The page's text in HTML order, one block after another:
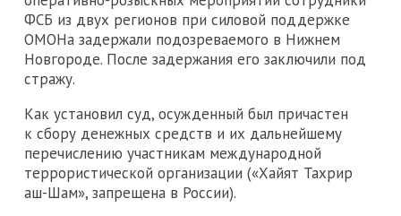
ФСБ из двух регионов при силовой поддержке
ОМОНа задержали подозреваемого в Нижнем
Новгороде. После задержания его заключили под
стражу.
Как установил суд, осужденный был причастен
к сбору денежных средств и их дальнейшему
перечислению участникам международной
террористической организации («Хайят Тахрир
аш-Шам», запрещена в России).